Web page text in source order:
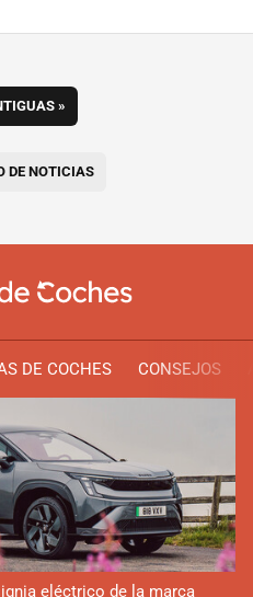
»
DE NOTICIAS
DE COCHES CONSEJOS
eléctrico de la marca